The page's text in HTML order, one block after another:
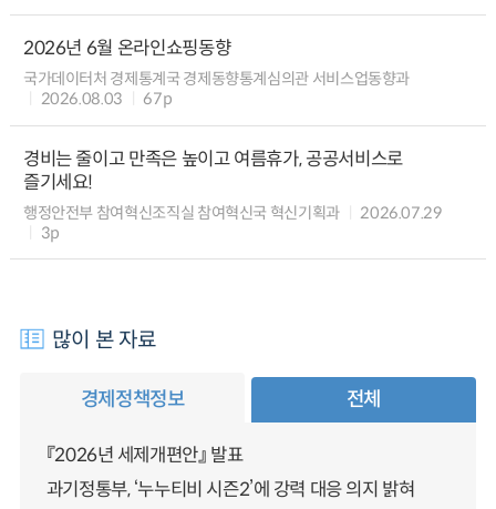
2026년 6월 온라인쇼핑동향
국가데이터처 경제통계국 경제동향통계심의관 서비스업동향과
2026.08.03
67p
경비는 줄이고 만족은 높이고 여름휴가, 공공서비스로
즐기세요!
행정안전부 참여혁신조직실 참여혁신국 혁신기획과
2026.07.29
3p
많이 본 자료
경제정책정보 전체
『2026년 세제개편안』 발표
과기정통부, ‘누누티비 시즌2’에 강력 대응 의지 밝혀